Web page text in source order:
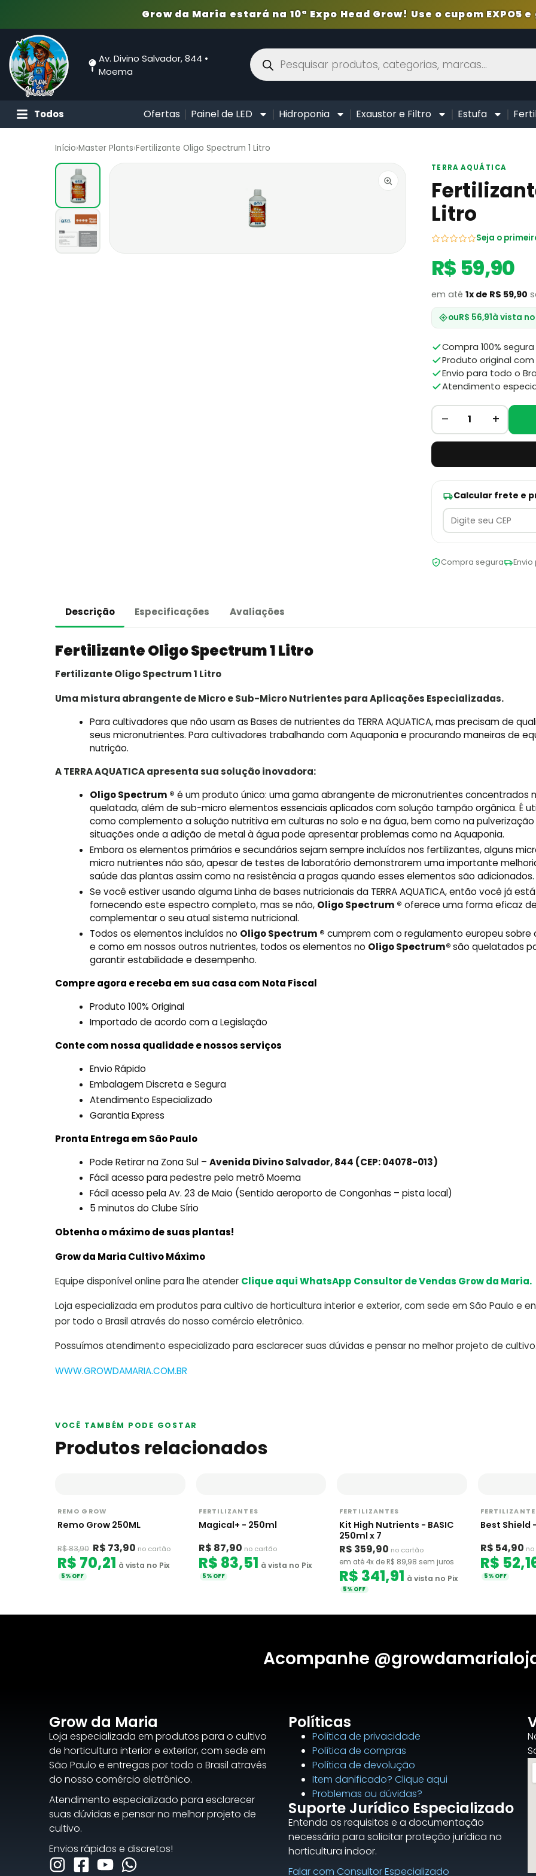
Grow da Maria estará na 10ª Expo Head Grow! Use o cupom EXPO5
Av. Divino Salvador, 844 •
Moema
Todos Ofertas Painel de LED Hidroponia Exaustor e Filtro Estufa
Início›Master Plants›Fertilizante Oligo Spectrum 1 Litro
TERRA AQUÁTICA
Litro
Seja o
R$ 59,90
em até 1x de R$ 59,90
ouR$ 56,91à vista no
Compra 100%
Produto original
Envio para todo o
Atendimento
– 1 +
Calcular frete e
Compra segura
Descrição Especificações Avaliações
Fertilizante Oligo Spectrum 1 Litro
Fertilizante Oligo Spectrum 1 Litro
Uma mistura abrangente de Micro e Sub-Micro Nutrientes para Aplicações Especializadas.
Para cultivadores que não usam as Bases de nutrientes da TERRA AQUATICA, mas precisam de
seus micronutrientes. Para cultivadores trabalhando com Aquaponia e procurando maneiras de
nutrição.
A TERRA AQUATICA apresenta sua solução inovadora:
Oligo Spectrum ® é um produto único: uma gama abrangente de micronutrientes concentrados
quelatada, além de sub-micro elementos essenciais aplicados com solução tampão orgânica. É
como complemento a solução nutritiva em culturas no solo e na água, bem como na
situações onde a adição de metal à água pode apresentar problemas como na Aquaponia.
Embora os elementos primários e secundários sejam sempre incluídos nos fertilizantes, alguns
micro nutrientes não são, apesar de testes de laboratório demonstrarem uma importante
saúde das plantas assim como na resistência a pragas quando esses elementos são adicionados.
Se você estiver usando alguma Linha de bases nutricionais da TERRA AQUATICA, então você já está
fornecendo este espectro completo, mas se não, Oligo Spectrum ® oferece uma forma eficaz de
complementar o seu atual sistema nutricional.
Todos os elementos incluídos no Oligo Spectrum ® cumprem com o regulamento europeu sobre
e como em nossos outros nutrientes, todos os elementos no Oligo Spectrum®são quelatados
garantir estabilidade e desempenho.
Compre agora e receba em sua casa com Nota Fiscal
Produto 100% Original
Importado de acordo com a Legislação
Conte com nossa qualidade e nossos serviços
Envio Rápido
Embalagem Discreta e Segura
Atendimento Especializado
Garantia Express
Pronta Entrega em São Paulo
Pode Retirar na Zona Sul –Avenida Divino Salvador, 844 (CEP: 04078-013)
Fácil acesso para pedestre pelo metrô Moema
Fácil acesso pela Av. 23 de Maio (Sentido aeroporto de Congonhas – pista local)
5 minutos do Clube Sírio
Obtenha o máximo de suas plantas!
Grow da Maria Cultivo Máximo
Equipe disponível online para lhe atender Clique aqui WhatsApp Consultor de Vendas Grow da Maria.
Loja especializada em produtos para cultivo de horticultura interior e exterior, com sede em São Paulo e
por todo o Brasil através do nosso comércio eletrônico.
Possuímos atendimento especializado para esclarecer suas dúvidas e pensar no melhor projeto de cultivo.
WWW.GROWDAMARIA.COM.BR
VOCÊ TAMBÉM PODE GOSTAR
Produtos relacionados
REMO GROW
Remo Grow 250ML
R$ 83,90 R$ 73,90 no cartão
R$ 70,21 à vista no Pix
5% OFF
FERTILIZANTES
Magical+ - 250ml
R$ 87,90 no cartão
R$ 83,51 à vista no Pix
5% OFF
FERTILIZANTES
Kit High Nutrients - BASIC
250ml x 7
R$ 359,90 no cartão
em até 4x de R$ 89,98 sem juros
R$ 341,91 à vista no Pix
5% OFF
Best Shield
R$ 54,90
R$
5% OFF
Acompanhe
Grow da Maria
Loja especializada em produtos para o cultivo
de horticultura interior e exterior, com sede em
São Paulo e entregas por todo o Brasil através
do nosso comércio eletrônico.
Atendimento especializado para esclarecer
suas dúvidas e pensar no melhor projeto de
cultivo.
Envios rápidos e discretos!
Políticas
Política de privacidade
Política de compras
Política de devolução
Item danificado? Clique aqui
Problemas ou dúvidas?
Suporte Jurídico Especializado
Entenda os requisitos e a documentação
necessária para solicitar proteção jurídica no
horticultura indoor.
Falar com Consultor Especializado